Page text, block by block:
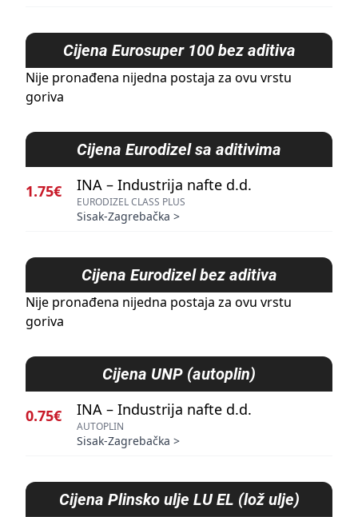
Cijena Eurosuper 100 bez aditiva
Nije pronađena nijedna postaja za ovu vrstu
goriva
Cijena Eurodizel sa aditivima
1.75€ INA – Industrija nafte d.d.
EURODIZEL CLASS PLUS
Sisak-Zagrebačka >
Cijena Eurodizel bez aditiva
Nije pronađena nijedna postaja za ovu vrstu
goriva
Cijena UNP (autoplin)
0.75€ INA – Industrija nafte d.d.
AUTOPLIN
Sisak-Zagrebačka >
Cijena Plinsko ulje LU EL (lož ulje)